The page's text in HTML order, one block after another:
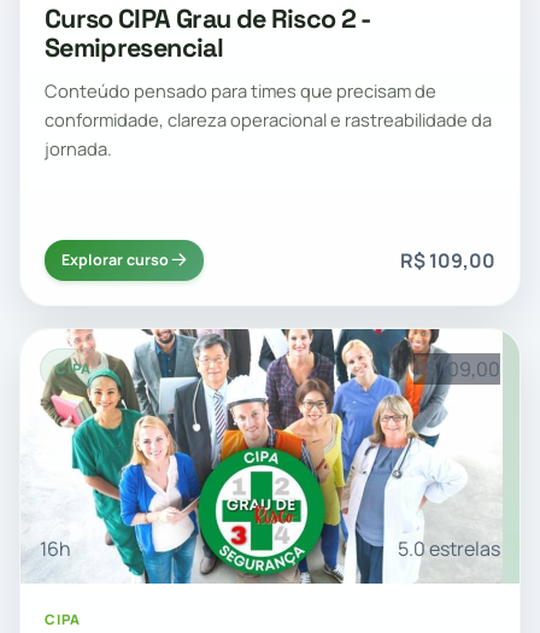
Curso CIPA Grau de Risco 2 -
Semipresencial
Conteúdo pensado para times que precisam de
conformidade, clareza operacional e rastreabilidade da
jornada.
Explorar curso R$ 109,00
CIPA R$ 109,00
16h 5.0 estrelas
CIPA